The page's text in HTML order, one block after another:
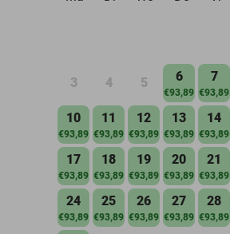
3 4 5 6
€93,89
7
€93,89
10
€93,89
11
€93,89
12
€93,89
13
€93,89
14
€93,89
17
€93,89
18
€93,89
19
€93,89
20
€93,89
21
€93,89
24
€93,89
25
€93,89
26
€93,89
27
€93,89
28
€93,89